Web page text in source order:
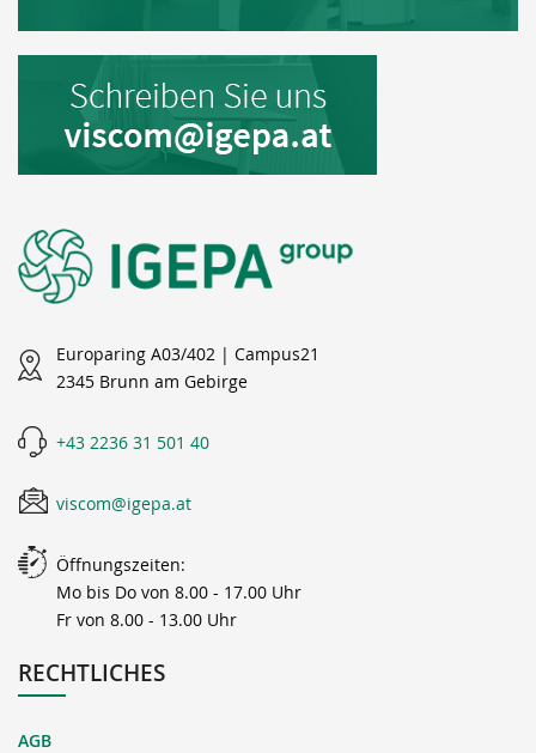
Europaring A03/402 | Campus21
2345 Brunn am Gebirge
+43 2236 31 501 40
viscom@igepa.at
Öffnungszeiten:
Mo bis Do von 8.00 - 17.00 Uhr
Fr von 8.00 - 13.00 Uhr
RECHTLICHES
AGB